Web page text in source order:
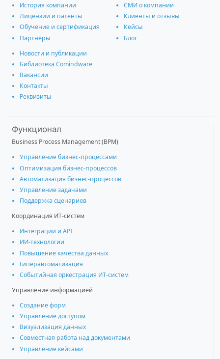
История компании
Лицензии и патенты
Обучение и сертификация
Партнёры
СМИ о компании
Клиенты и отзывы
Кейсы
Блог
Новости и публикации
Библиотека Comindware
Вакансии
Контакты
Реквизиты
Функционал
Business Process Management (BPM)
Управление бизнес-процессами
Оптимизация бизнес-процессов
Автоматизация бизнес-процессов
Управление задачами
Поддержка сценариев
Координация ИТ-систем
Интеграции и АРІ
ИИ-технологии
Повышение качества данных
Гиперавтоматизация
Событийная оркестрация ИТ-систем
Управление информацией
Создание форм
Управление доступом
Визуализация данных
Совместная работа над документами
Управление кейсами